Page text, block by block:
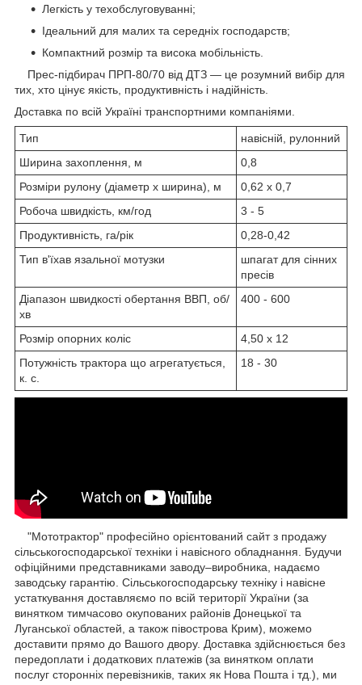
Легкість у техобслуговуванні;
Ідеальний для малих та середніх господарств;
Компактний розмір та висока мобільність.
Прес-підбирач ПРП-80/70 від ДТЗ — це розумний вибір для
тих, хто цінує якість, продуктивність і надійність.
Доставка по всій Україні транспортними компаніями.
Тип
навісній, рулонний
Ширина захоплення, м
0,8
Розміри рулону (діаметр х ширина), м
0,62 х 0,7
Робоча швидкість, км/год
3 - 5
Продуктивність, га/рік
0,28-0,42
Тип в'їхав язальної мотузки
шпагат для сінних
пресів
Діапазон швидкості обертання ВВП, об/
хв
400 - 600
Розмір опорних коліс
4,50 х 12
Потужність трактора що агрегатується,
к. с.
18 - 30
"Мототрактор" професійно орієнтований сайт з продажу
сільськогосподарської техніки і навісного обладнання. Будучи
офіційними представниками заводу–виробника, надаємо
заводську гарантію. Сільськогосподарську техніку і навісне
устаткування доставляємо по всій території України (за
винятком тимчасово окупованих районів Донецької та
Луганської областей, а також півострова Крим), можемо
доставити прямо до Вашого двору. Доставка здійснюється без
передоплати і додаткових платежів (за винятком оплати
послуг сторонніх перевізників, таких як Нова Пошта і тд.), ми